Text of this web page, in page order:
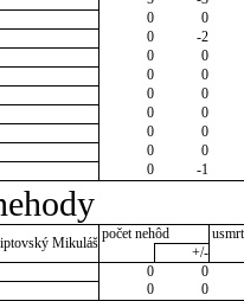
0
0
0
-2
0
0
0
0
0
0
0
0
0
0
0
0
0 -1
Mikuláš
počet nehôd
+/-
0
0
0 0